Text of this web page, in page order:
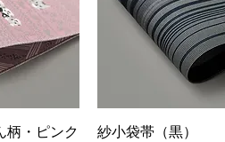
柄・ピンク
Vista rápida
紗小袋帯（黒）